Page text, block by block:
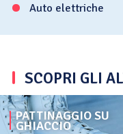
Auto elettriche
SCOPRI GLI
PATTINAGGIO SU
GHIACCIO